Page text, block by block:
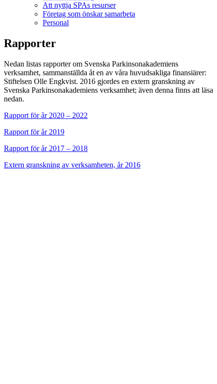
Att nyttja SPAs resurser
Företag som önskar samarbeta
Personal
Rapporter
Nedan listas rapporter om Svenska Parkinsonakademiens
verksamhet, sammanställda åt en av våra huvudsakliga finansiärer:
Stiftelsen Olle Engkvist. 2016 gjordes en extern granskning av
Svenska Parkinsonakademiens verksamhet; även denna finns att läsa
nedan.
Rapport för år 2020 – 2022
Rapport för år 2019
Rapport för år 2017 – 2018
Extern granskning av verksamheten, år 2016